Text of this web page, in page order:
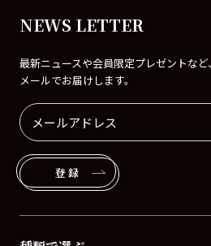
NEWS LETTER
最新ニュースや会員限定プレゼントな
メールでお届けします。
登録